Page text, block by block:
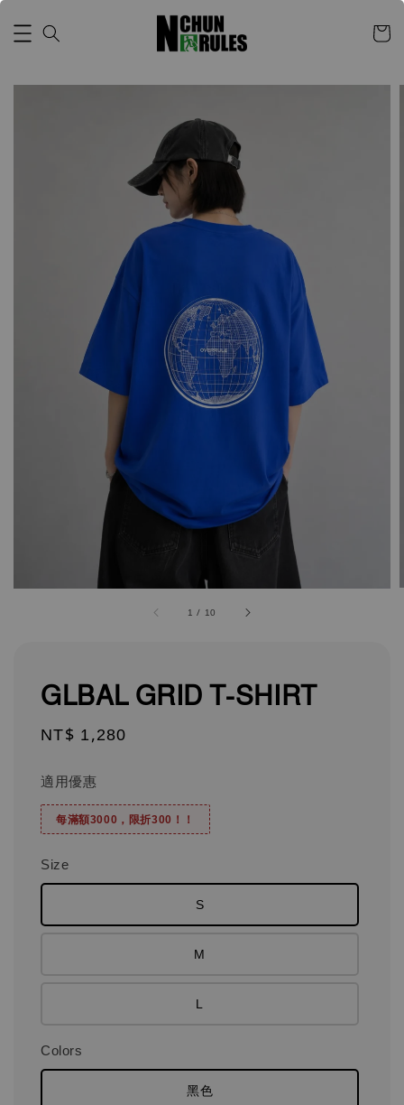
1 / 10
GLBAL GRID T-SHIRT
Regular
NT$ 1,280
適用優惠
每滿額3000，限折300！！
Size
S
M
L
Colors
黑色